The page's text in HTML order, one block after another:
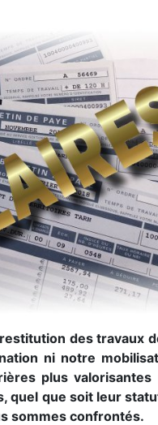
des travaux
ni notre
plus
quel que soit leur
sommes confrontés.